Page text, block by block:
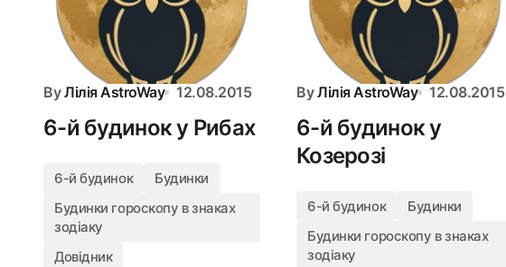
By Лілія AstroWay 12.08.2015
6-й будинок у Рибах
6-й будинок
Будинки
Будинки гороскопу в знаках
зодіаку
Довідник
By Лілія AstroWay 12.08.2015
6-й будинок у
Козерозі
6-й будинок
Будинки
Будинки гороскопу в знаках
зодіаку